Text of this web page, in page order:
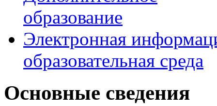
образование
Электронная
образовательная среда
Основные сведения